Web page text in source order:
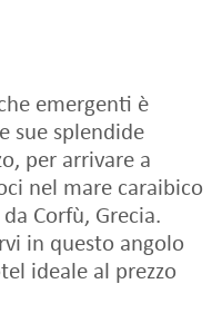
emergenti è
sue splendide
per arrivare a
nel mare caraibico
Corfù, Grecia.
in questo angolo
ideale al prezzo